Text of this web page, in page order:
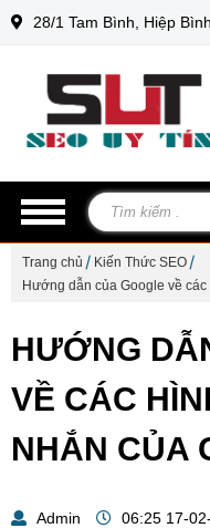
Trang chủ
Kiến Thức SEO
Hướng dẫn của Google về
HƯỚNG
VỀ CÁC
NHẮN CỦA
Admin 06:25 17-
28/1 Tam Bình, Hiệp